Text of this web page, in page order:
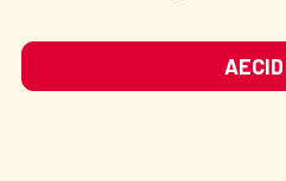
AECID